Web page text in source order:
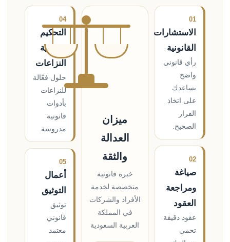
01
الاستشارات
القانونية
رأي قانوني
واضح
يساعدك
على اتخاذ
القرار
الصحيح.
02
صياغة
ومراجعة
العقود
عقود دقيقة
تحمي
ميزان
العدالة
والثقة
خبرة قانونية
متخصصة لخدمة
الأفراد والشركات
في المملكة
العربية السعودية
04
التحكيم
وتسوية
النزاعات
حلول فعّالة
للنزاعات
بأدوات
قانونية
مدروسة.
05
أعمال
التوثيق
توثيق
قانوني
معتمد